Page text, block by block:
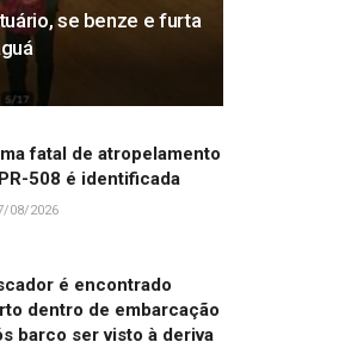
se benze e furta
fatal de atropelamento
508 é identificada
08/2026
é encontrado
dentro de embarcação
barco ser visto à deriva